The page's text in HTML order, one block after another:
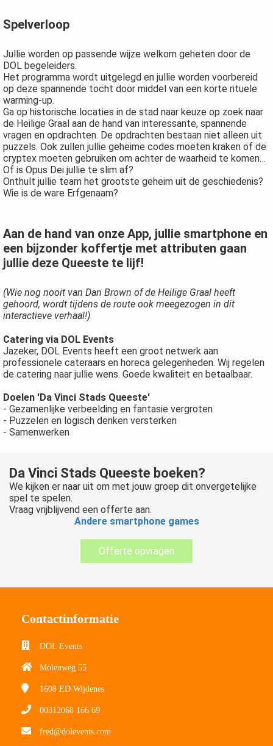
Spelverloop
Jullie worden op passende wijze welkom geheten door de
DOL begeleiders.
Het programma wordt uitgelegd en jullie worden voorbereid
op deze spannende tocht door middel van een korte rituele
warming-up.
Ga op historische locaties in de stad naar keuze op zoek naar
de Heilige Graal aan de hand van interessante, spannende
vragen en opdrachten. De opdrachten bestaan niet alleen uit
puzzels. Ook zullen jullie geheime codes moeten kraken of de
cryptex moeten gebruiken om achter de waarheid te komen…
Of is Opus Dei jullie te slim af?
Onthult jullie team het grootste geheim uit de geschiedenis?
Wie is de ware Erfgenaam?
Aan de hand van onze App, jullie smartphone en
een bijzonder koffertje met attributen gaan
jullie deze Queeste te lijf!
(Wie nog nooit van Dan Brown of de Heilige Graal heeft
gehoord, wordt tijdens de route ook meegezogen in dit
interactieve verhaal!)
Catering via DOL Events
Jazeker, DOL Events heeft een groot netwerk aan
professionele cateraars en horeca gelegenheden. Wij regelen
de catering naar jullie wens. Goede kwaliteit en betaalbaar.
Doelen 'Da Vinci Stads Queeste'
- Gezamenlijke verbeelding en fantasie vergroten
- Puzzelen en logisch denken versterken
- Samenwerken
Da Vinci Stads Queeste boeken?
We kijken er naar uit om met jouw groep dit onvergetelijke
spel te spelen.
Vraag vrijblijvend een offerte aan.
Andere smartphone games
Offerte opvragen
Contactinformatie
DOL Events
Molenweg 55
1608 ED Wijdenes
00312068 166 69
fred@dolevents.com